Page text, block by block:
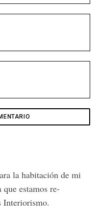
la habitación de mi
estamos re-
Interiorismo.